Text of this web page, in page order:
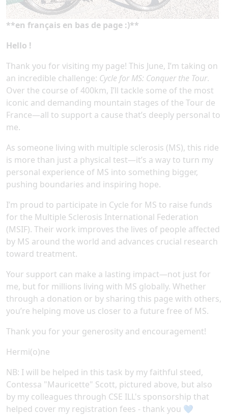
**en français en bas de page :)**
Hello !
Thank you for visiting my page! This June, I’m taking on
an incredible challenge: Cycle for MS: Conquer the Tour.
Over the course of 400km, I’ll tackle some of the most
iconic and demanding mountain stages of the Tour de
France—all to support a cause that’s deeply personal to
me.
As someone living with multiple sclerosis (MS), this ride
is more than just a physical test—it’s a way to turn my
personal experience of MS into something bigger,
pushing boundaries and inspiring hope.
I’m proud to participate in Cycle for MS to raise funds
for the Multiple Sclerosis International Federation
(MSIF). Their work improves the lives of people affected
by MS around the world and advances crucial research
toward treatment.
Your support can make a lasting impact—not just for
me, but for millions living with MS globally. Whether
through a donation or by sharing this page with others,
you’re helping move us closer to a future free of MS.
Thank you for your generosity and encouragement!
Hermi(o)ne
NB: I will be helped in this task by my faithful steed,
Contessa "Mauricette" Scott, pictured above, but also
by my colleagues through CSE ILL's sponsorship that
helped cover my registration fees - thank you 💙